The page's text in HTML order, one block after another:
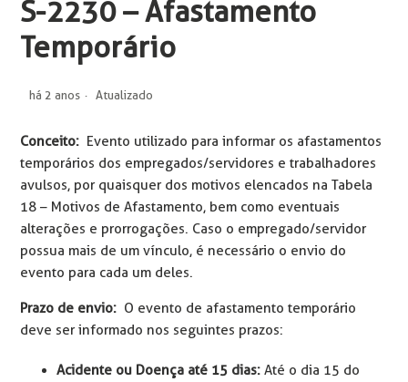
S-2230 – Afastamento
Temporário
há 2 anos Atualizado
Conceito: Evento utilizado para informar os afastamentos
temporários dos empregados/servidores e trabalhadores
avulsos, por quaisquer dos motivos elencados na Tabela
18 – Motivos de Afastamento, bem como eventuais
alterações e prorrogações. Caso o empregado/servidor
possua mais de um vínculo, é necessário o envio do
evento para cada um deles.
Prazo de envio: O evento de afastamento temporário
deve ser informado nos seguintes prazos:
Acidente ou Doença até 15 dias: Até o dia 15 do